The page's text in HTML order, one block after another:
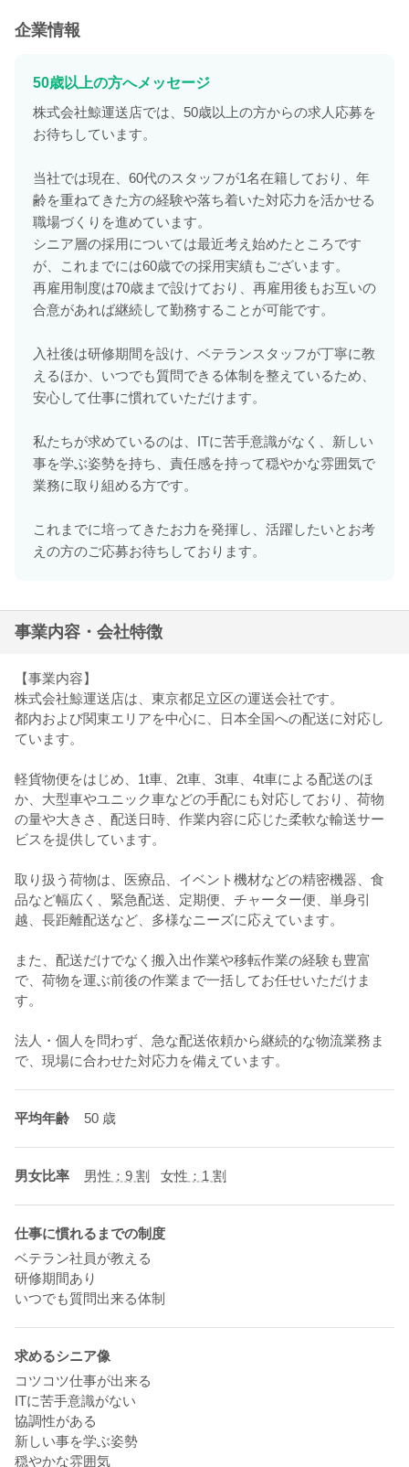
企業情報
50歳以上の方へメッセージ
株式会社鯨運送店では、50歳以上の方からの求人応募を
お待ちしています。
当社では現在、60代のスタッフが1名在籍しており、年
齢を重ねてきた方の経験や落ち着いた対応力を活かせる
職場づくりを進めています。
シニア層の採用については最近考え始めたところです
が、これまでには60歳での採用実績もございます。
再雇用制度は70歳まで設けており、再雇用後もお互いの
合意があれば継続して勤務することが可能です。
入社後は研修期間を設け、ベテランスタッフが丁寧に教
えるほか、いつでも質問できる体制を整えているため、
安心して仕事に慣れていただけます。
私たちが求めているのは、ITに苦手意識がなく、新しい
事を学ぶ姿勢を持ち、責任感を持って穏やかな雰囲気で
業務に取り組める方です。
これまでに培ってきたお力を発揮し、活躍したいとお考
えの方のご応募お待ちしております。
事業内容・会社特徴
【事業内容】
株式会社鯨運送店は、東京都足立区の運送会社です。
都内および関東エリアを中心に、日本全国への配送に対応し
ています。
軽貨物便をはじめ、1t車、2t車、3t車、4t車による配送のほ
か、大型車やユニック車などの手配にも対応しており、荷物
の量や大きさ、配送日時、作業内容に応じた柔軟な輸送サー
ビスを提供しています。
取り扱う荷物は、医療品、イベント機材などの精密機器、食
品など幅広く、緊急配送、定期便、チャーター便、単身引
越、長距離配送など、多様なニーズに応えています。
また、配送だけでなく搬入出作業や移転作業の経験も豊富
で、荷物を運ぶ前後の作業まで一括してお任せいただけま
す。
法人・個人を問わず、急な配送依頼から継続的な物流業務ま
で、現場に合わせた対応力を備えています。
平均年齢 50 歳
男女比率 男性：9 割 女性：1 割
仕事に慣れるまでの制度
ベテラン社員が教える
研修期間あり
いつでも質問出来る体制
求めるシニア像
コツコツ仕事が出来る
ITに苦手意識がない
協調性がある
新しい事を学ぶ姿勢
穏やかな雰囲気